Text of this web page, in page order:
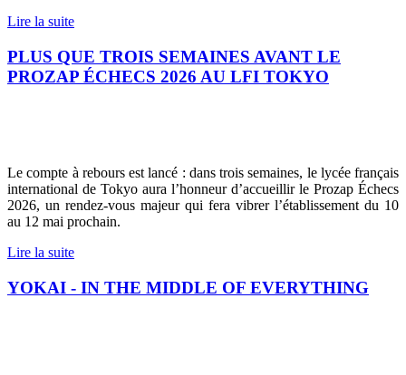
Lire la suite
PLUS QUE TROIS SEMAINES AVANT LE
PROZAP ÉCHECS 2026 AU LFI TOKYO
Le compte à rebours est lancé : dans trois semaines, le lycée français
international de Tokyo aura l’honneur d’accueillir le Prozap Échecs
2026, un rendez-vous majeur qui fera vibrer l’établissement du 10
au 12 mai prochain.
Lire la suite
YOKAI - IN THE MIDDLE OF EVERYTHING